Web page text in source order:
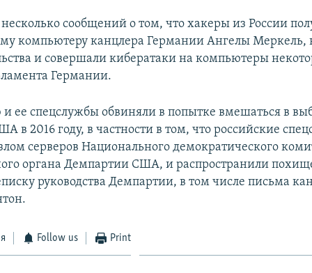
сообщений о том, что хакеры из России
компьютеру канцлера Германии Ангелы Меркель,
и совершали кибератаки на компьютеры
Германии.
ее спецслужбы обвиняли в попытке вмешаться в
в 2016 году, в частности в том, что российские
серверов Национального демократического
органа Демпартии США, и распространили
руководства Демпартии, в том числе письма
Follow us Print